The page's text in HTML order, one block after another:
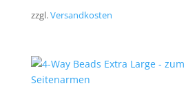
zzgl.Versandkosten